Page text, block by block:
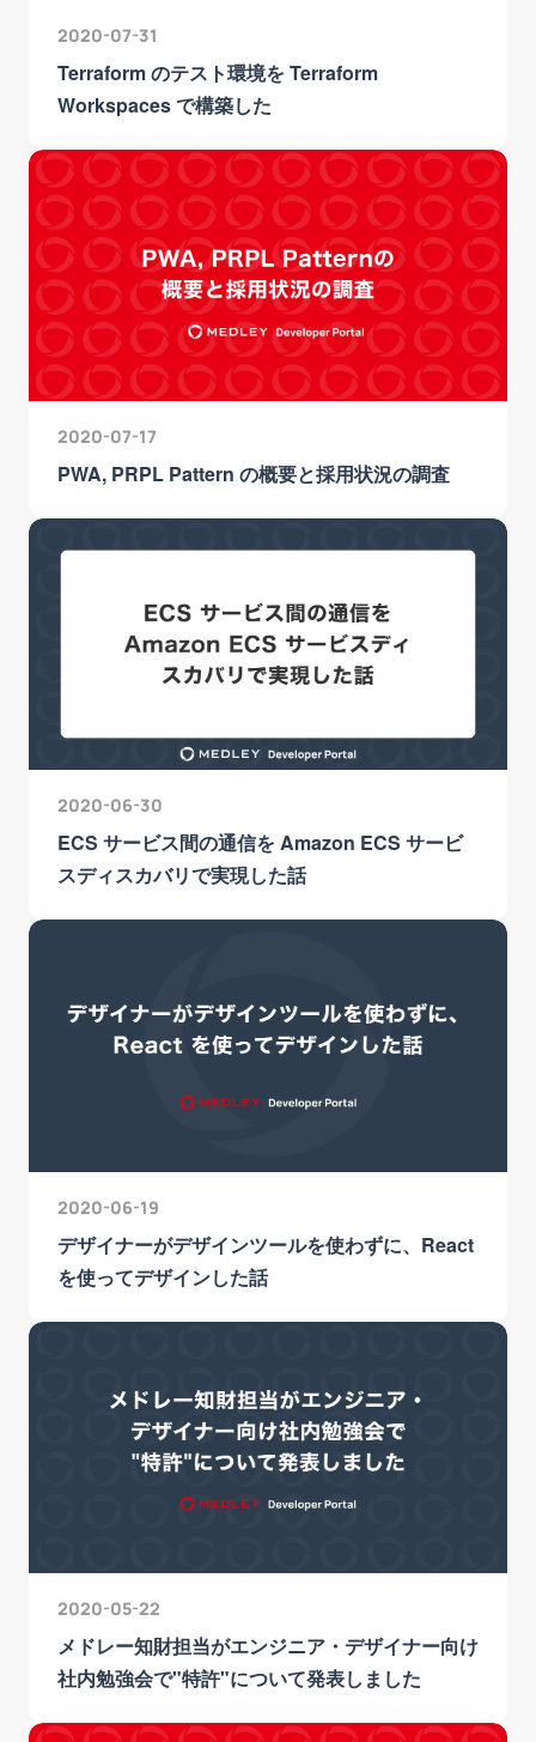
2020-07-31
Terraform のテスト環境を Terraform
Workspaces で構築した
2020-07-17
PWA, PRPL Pattern の概要と採用状況の調査
2020-06-30
ECS サービス間の通信を Amazon ECS サービ
スディスカバリで実現した話
2020-06-19
デザイナーがデザインツールを使わずに、React
を使ってデザインした話
2020-05-22
メドレー知財担当がエンジニア・デザイナー向け
社内勉強会で"特許"について発表しました